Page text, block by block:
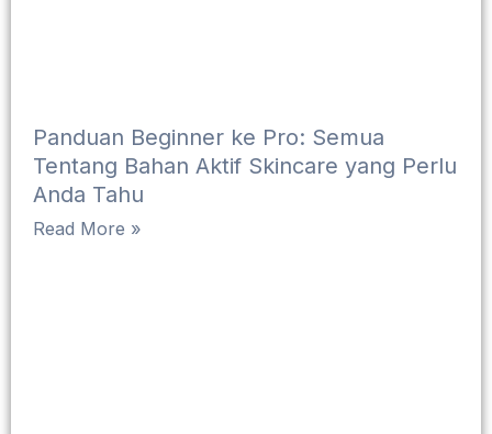
Panduan Beginner ke Pro: Semua
Tentang Bahan Aktif Skincare yang Perlu
Anda Tahu
Read More »